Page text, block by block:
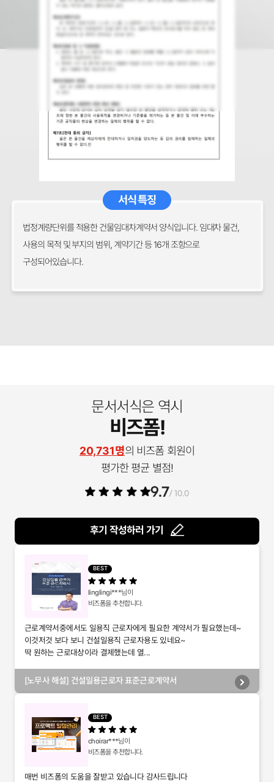
서식 특징
법정계량단위를 적용한 건물임대차계약서 양식입니다. 임대차 물건,
사용의 목적 및 부지의 범위, 계약기간 등 16개 조항으로
구성되어있습니다.
문서서식은 역시
비즈폼!
20,731명의 비즈폼 회원이
평가한 평균 별점!
9.7/ 10.0
후기 작성하러 가기
BEST
linglingi***님이
비즈폼을 추천합니다.
근로계약서중에서도 일용직 근로자에게 필요한 계약서가 필요했는데~
이것저것 보다 보니 건설일용직 근로자용도 있네요~
딱 원하는 근로대상이라 결제했는데 열...
[노무사 해설] 건설일용근로자 표준근로계약서
BEST
choirar***님이
비즈폼을 추천합니다.
매번 비즈폼의 도움을 잘받고 있습니다 감사드립니다